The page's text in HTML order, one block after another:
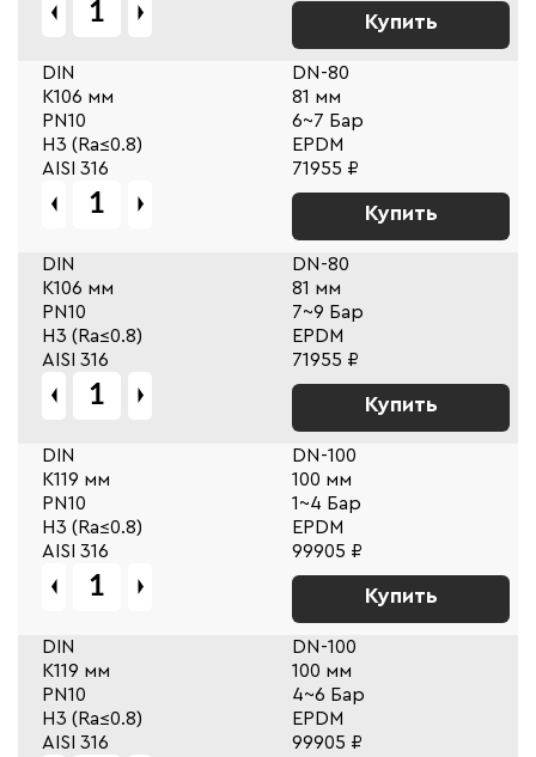
Купить
DIN
DN-80
К106 мм
81 мм
PN10
6~7 Бар
Н3 (Ra≤0.8)
EPDM
AISI 316
71955 ₽
Купить
DIN
DN-80
К106 мм
81 мм
PN10
7~9 Бар
Н3 (Ra≤0.8)
EPDM
AISI 316
71955 ₽
Купить
DIN
DN-100
К119 мм
100 мм
PN10
1~4 Бар
Н3 (Ra≤0.8)
EPDM
AISI 316
99905 ₽
Купить
DIN
DN-100
К119 мм
100 мм
PN10
4~6 Бар
Н3 (Ra≤0.8)
EPDM
AISI 316
99905 ₽